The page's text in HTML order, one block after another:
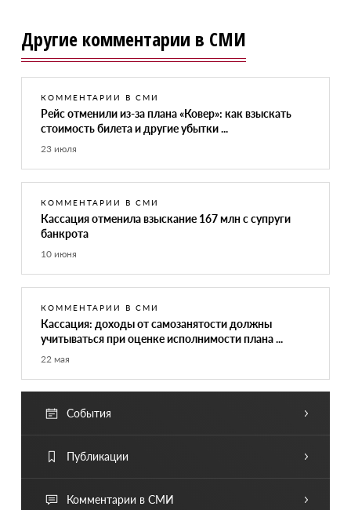
Другие комментарии в СМИ
КОММЕНТАРИИ В СМИ
Рейс отменили из-за плана «Ковер»: как взыскать
стоимость билета и другие убытки ...
23 июля
КОММЕНТАРИИ В СМИ
Кассация отменила взыскание 167 млн с супруги
банкрота
10 июня
КОММЕНТАРИИ В СМИ
Кассация: доходы от самозанятости должны
учитываться при оценке исполнимости плана ...
22 мая
События
Публикации
Комментарии в СМИ